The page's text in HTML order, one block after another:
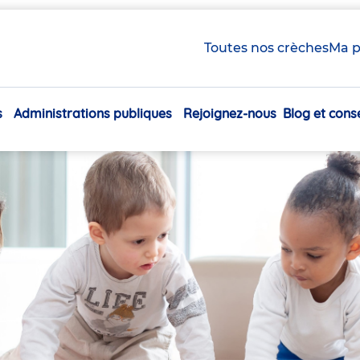
Toutes nos crèchesMa
Navigation
Administrations publiques Rejoignez-nous Blog et